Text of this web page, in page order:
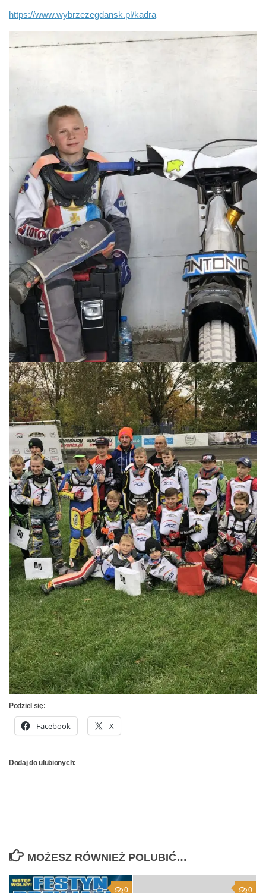
https://www.wybrzezegdansk.pl/kadra
Podziel się:
Facebook X
Dodaj do ulubionych:
MOŻESZ RÓWNIEŻ POLUBIĆ…
0 0